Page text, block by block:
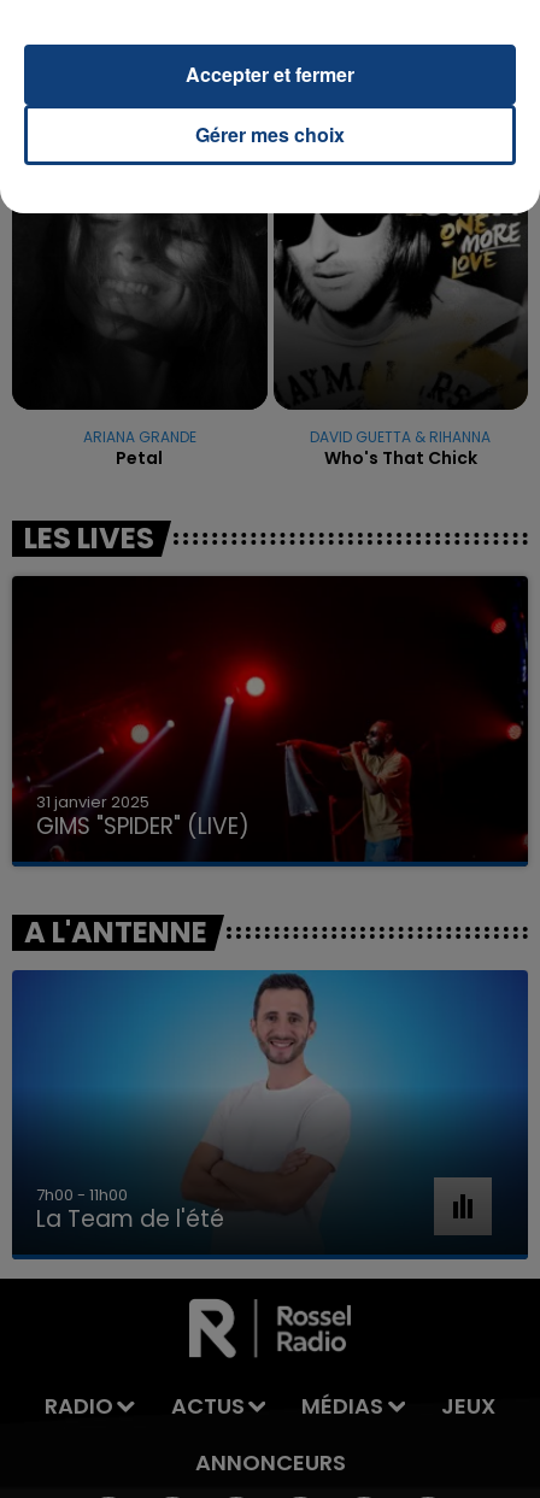
LA TEAM DE L'ÉTÉ
La famille a porté plainte contre la clinique qui a
reconnu sa responsabilité et présenté ses
TITRES DIFFUSÉS
ARIANA GRANDE
Petal
DAVID GUETTA & RIHANNA
Who's That Chick
LES LIVES
31 janvier 2025
GIMS "SPIDER" (LIVE)
A L'ANTENNE
7h00 - 11h00
La Team de l'été
RADIO ACTUS MÉDIAS
JEUX
ANNONCEURS
Gérer mes choix
Accepter et fermer